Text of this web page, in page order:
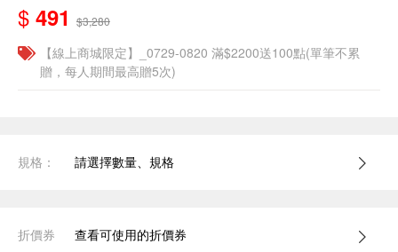
$ 491 $3,280
【線上商城限定】_0729-0820 滿$2200送100點(單筆不累
贈，每人期間最高贈5次)
規格： 請選擇數量、規格
折價券 查看可使用的折價券